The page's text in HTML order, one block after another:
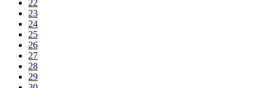
22
23
24
25
26
27
28
29